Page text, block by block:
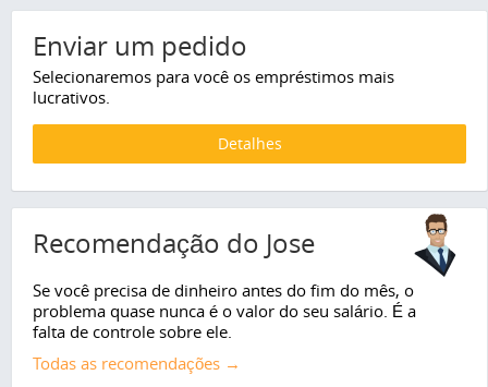
Enviar um pedido
Selecionaremos para você os empréstimos mais
lucrativos.
Detalhes
Recomendação do Jose
Se você precisa de dinheiro antes do fim do mês, o
problema quase nunca é o valor do seu salário. É a
falta de controle sobre ele.
Todas as recomendações →